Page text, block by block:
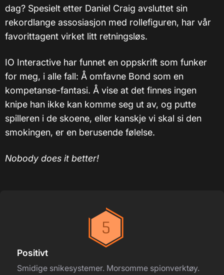
dag? Spesielt etter Daniel Craig avsluttet sin
rekordlange assosiasjon med rollefiguren, har vår
favorittagent virket litt retningsløs.
IO Interactive har funnet en oppskrift som funker
for meg, i alle fall: Å omfavne Bond som en
kompetanse-fantasi. Å vise at det finnes ingen
knipe han ikke kan komme seg ut av, og putte
spilleren i de skoene, eller kanskje vi skal si den
smokingen, er en berusende følelse.
Nobody does it better!
Positivt
Smidige snikesystemer. Morsomme spionverktøy.